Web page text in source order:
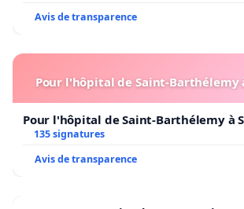
Avis de transparence
Pour l'hôpital de Saint-Barthélemy
Pour l'hôpital de Saint-Barthélemy à
135 signatures
Avis de transparence